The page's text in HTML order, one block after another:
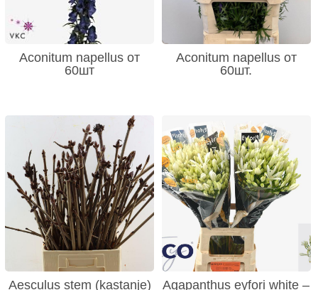
Aconitum napellus от
60шт
Aconitum napellus от
60шт.
Aesculus stem (kastanje)
Agapanthus eyfori white –